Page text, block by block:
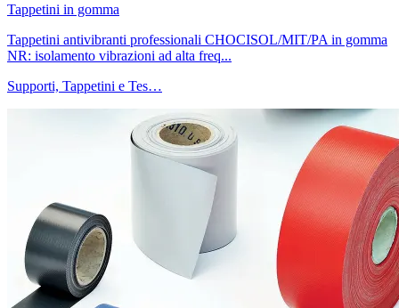
Tappetini in gomma
Tappetini antivibranti professionali CHOCISOL/MIT/PA in gomma
NR: isolamento vibrazioni ad alta freq...
Supporti, Tappetini e Tes…